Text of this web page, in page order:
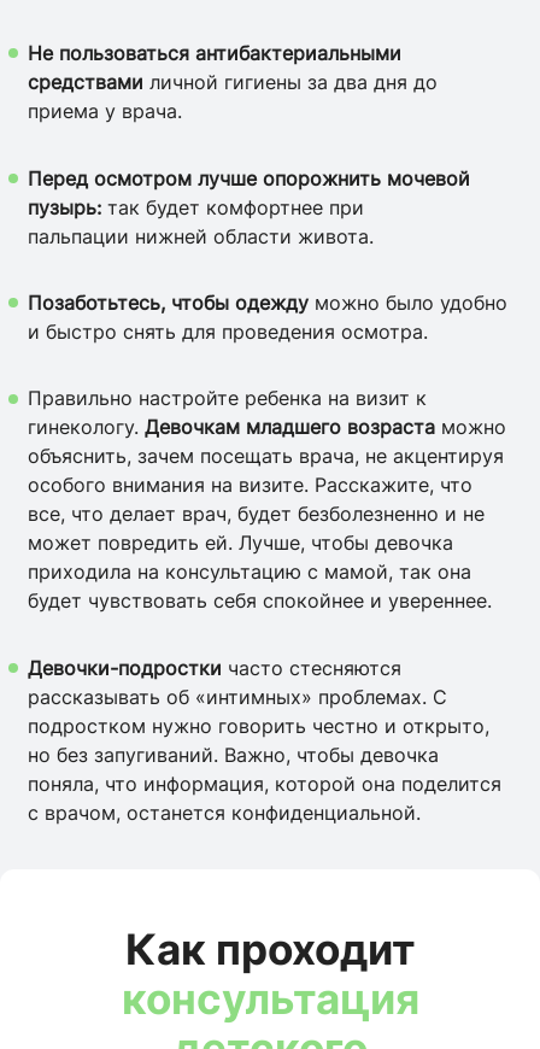
Не пользоваться антибактериальными
средствами личной гигиены за два дня до
приема у врача.
Перед осмотром лучше опорожнить мочевой
пузырь: так будет комфортнее при
пальпации нижней области живота.
Позаботьтесь, чтобы одежду можно было удобно
и быстро снять для проведения осмотра.
Правильно настройте ребенка на визит к
гинекологу.Девочкам младшего возраста можно
объяснить, зачем посещать врача, не акцентируя
особого внимания на визите. Расскажите, что
все, что делает врач, будет безболезненно и не
может повредить ей. Лучше, чтобы девочка
приходила на консультацию с мамой, так она
будет чувствовать себя спокойнее и увереннее.
Девочки-подростки часто стесняются
рассказывать об «интимных» проблемах. С
подростком нужно говорить честно и открыто,
но без запугиваний. Важно, чтобы девочка
поняла, что информация, которой она поделится
с врачом, останется конфиденциальной.
Как проходит
консультация